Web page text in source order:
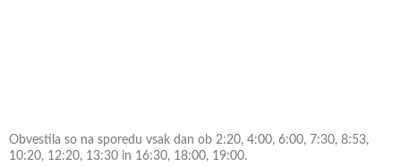
Obvestila so na sporedu vsak dan ob 2:20, 4:00, 6:00, 7:30, 8:53,
10:20, 12:20, 13:30 in 16:30, 18:00, 19:00.